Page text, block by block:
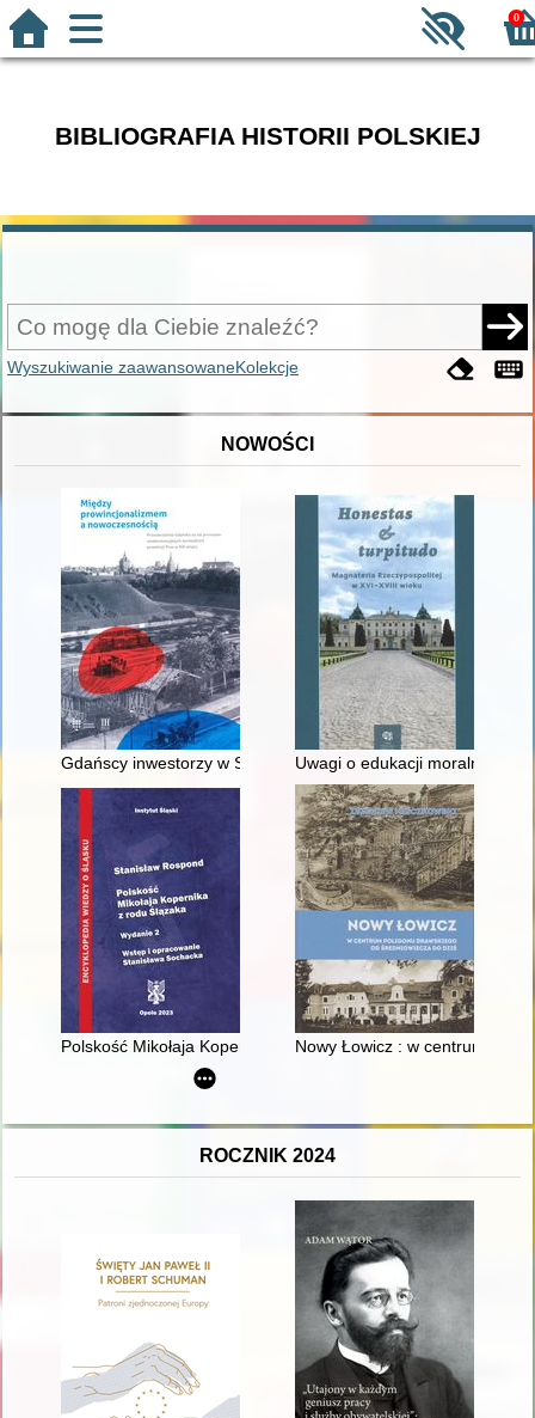
0
BIBLIOGRAFIA HISTORII POLSKIEJ
Wyszukiwanie zaawansowaneKolekcje
NOWOŚCI
Gdańscy inwestorzy w Sopocie : prestiż finansowy i
Uwagi o edukacji moralnej
Polskość Mikołaja Kopernika z rodu ŚlązakaNowy Łowicz : w centrum
ROCZNIK 2024